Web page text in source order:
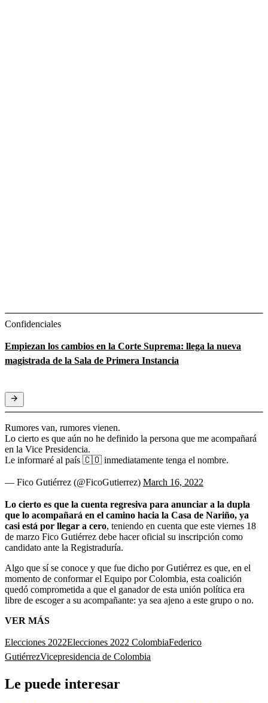
Confidenciales
Empiezan los cambios en la Corte Suprema: llega la nueva
magistrada de la Sala de Primera Instancia
Rumores van, rumores vienen.
Lo cierto es que aún no he definido la persona que me acompañará
en la Vice Presidencia.
Le informaré al país 🇨🇴 inmediatamente tenga el nombre.
— Fico Gutiérrez (@FicoGutierrez) March 16, 2022
Lo cierto es que la cuenta regresiva para anunciar a la dupla
que lo acompañará en el camino hacia la Casa de Nariño, ya
casi está por llegar a cero, teniendo en cuenta que este viernes 18
de marzo Fico Gutiérrez debe hacer oficial su inscripción como
candidato ante la Registraduría.
Algo que sí se conoce y que fue dicho por Gutiérrez es que, en el
momento de conformar el Equipo por Colombia, esta coalición
quedó comprometida a que el ganador de esta unión política era
libre de escoger a su acompañante: ya sea ajeno a este grupo o no.
VER MÁS
Elecciones 2022Elecciones 2022 ColombiaFederico
GutiérrezVicepresidencia de Colombia
Le puede interesar